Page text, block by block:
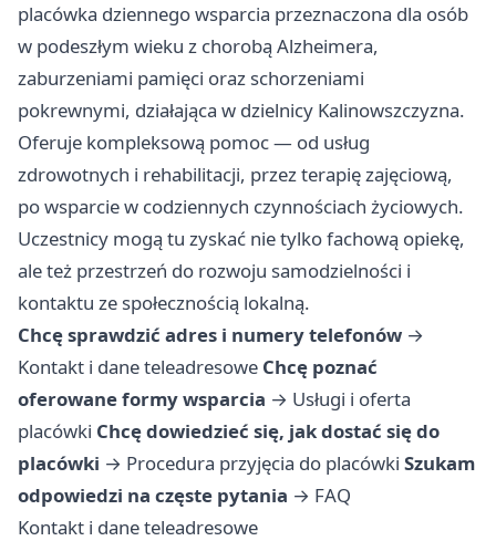
placówka dziennego wsparcia przeznaczona dla osób
w podeszłym wieku z chorobą Alzheimera,
zaburzeniami pamięci oraz schorzeniami
pokrewnymi, działająca w dzielnicy Kalinowszczyzna.
Oferuje kompleksową pomoc — od usług
zdrowotnych i rehabilitacji, przez terapię zajęciową,
po wsparcie w codziennych czynnościach życiowych.
Uczestnicy mogą tu zyskać nie tylko fachową opiekę,
ale też przestrzeń do rozwoju samodzielności i
kontaktu ze społecznością lokalną.
Chcę sprawdzić adres i numery telefonów →
Kontakt i dane teleadresowe Chcę poznać
oferowane formy wsparcia → Usługi i oferta
placówki Chcę dowiedzieć się, jak dostać się do
placówki → Procedura przyjęcia do placówki Szukam
odpowiedzi na częste pytania → FAQ
Kontakt i dane teleadresowe